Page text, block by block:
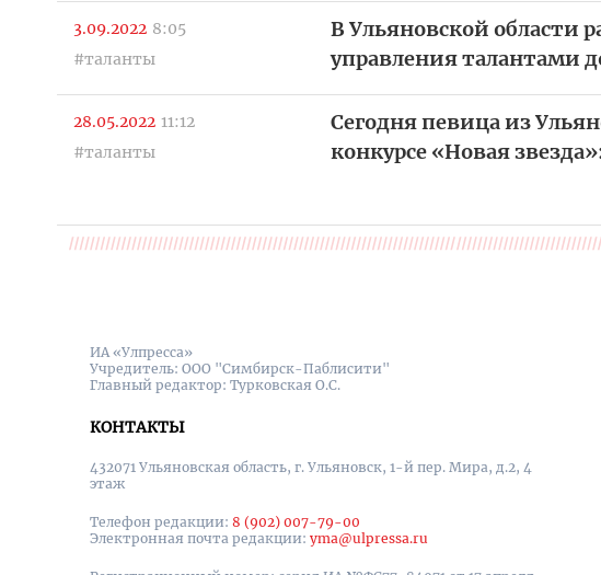
3.09.2022 8:05
#таланты
В Ульяновской области
управления талантами
28.05.2022 11:12
#таланты
Сегодня певица из
конкурсе «Новая
ИА «Улпресса»
Учредитель: ООО "Симбирск-Паблисити"
Главный редактор: Турковская О.С.
КОНТАКТЫ
432071 Ульяновская область, г. Ульяновск, 1-й пер. Мира, д.2, 4
этаж
Телефон редакции: 8 (902) 007-79-00
Электронная почта редакции: yma@ulpressa.ru